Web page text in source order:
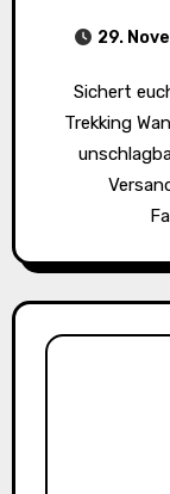
29.
Sichert euch den Deuter Futura Air Trek 60 + 10
Trekking